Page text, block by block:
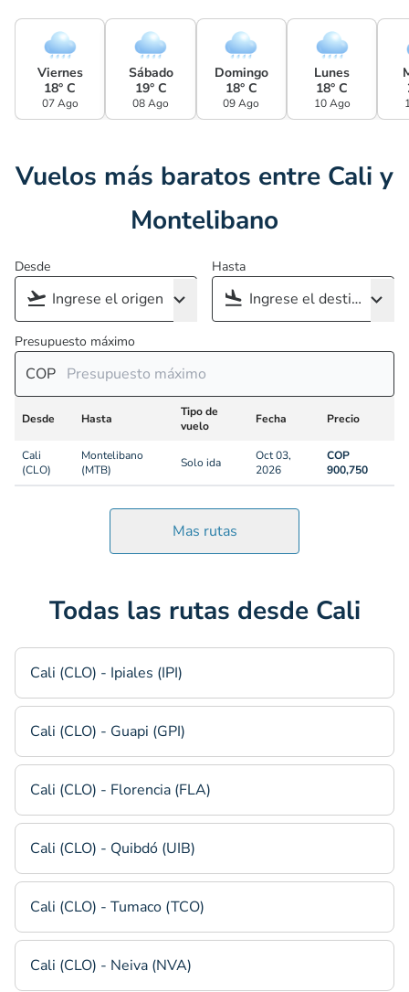
Viernes
18° C
07 Ago
Sábado
19° C
08 Ago
Domingo
18° C
09 Ago
Lunes
18° C
10 Ago
Vuelos más baratos entre Cali y
Montelibano
Desde Hasta
Presupuesto máximo
COP
Desde Hasta
Tipo de
vuelo
Fecha Precio
Cali
(CLO)
Montelibano
(MTB)
Solo ida
Oct 03,
2026
COP
900,750
Mas rutas
Todas las rutas desde Cali
Cali (CLO) - Ipiales (IPI)
Cali (CLO) - Guapi (GPI)
Cali (CLO) - Florencia (FLA)
Cali (CLO) - Quibdó (UIB)
Cali (CLO) - Tumaco (TCO)
Cali (CLO) - Neiva (NVA)